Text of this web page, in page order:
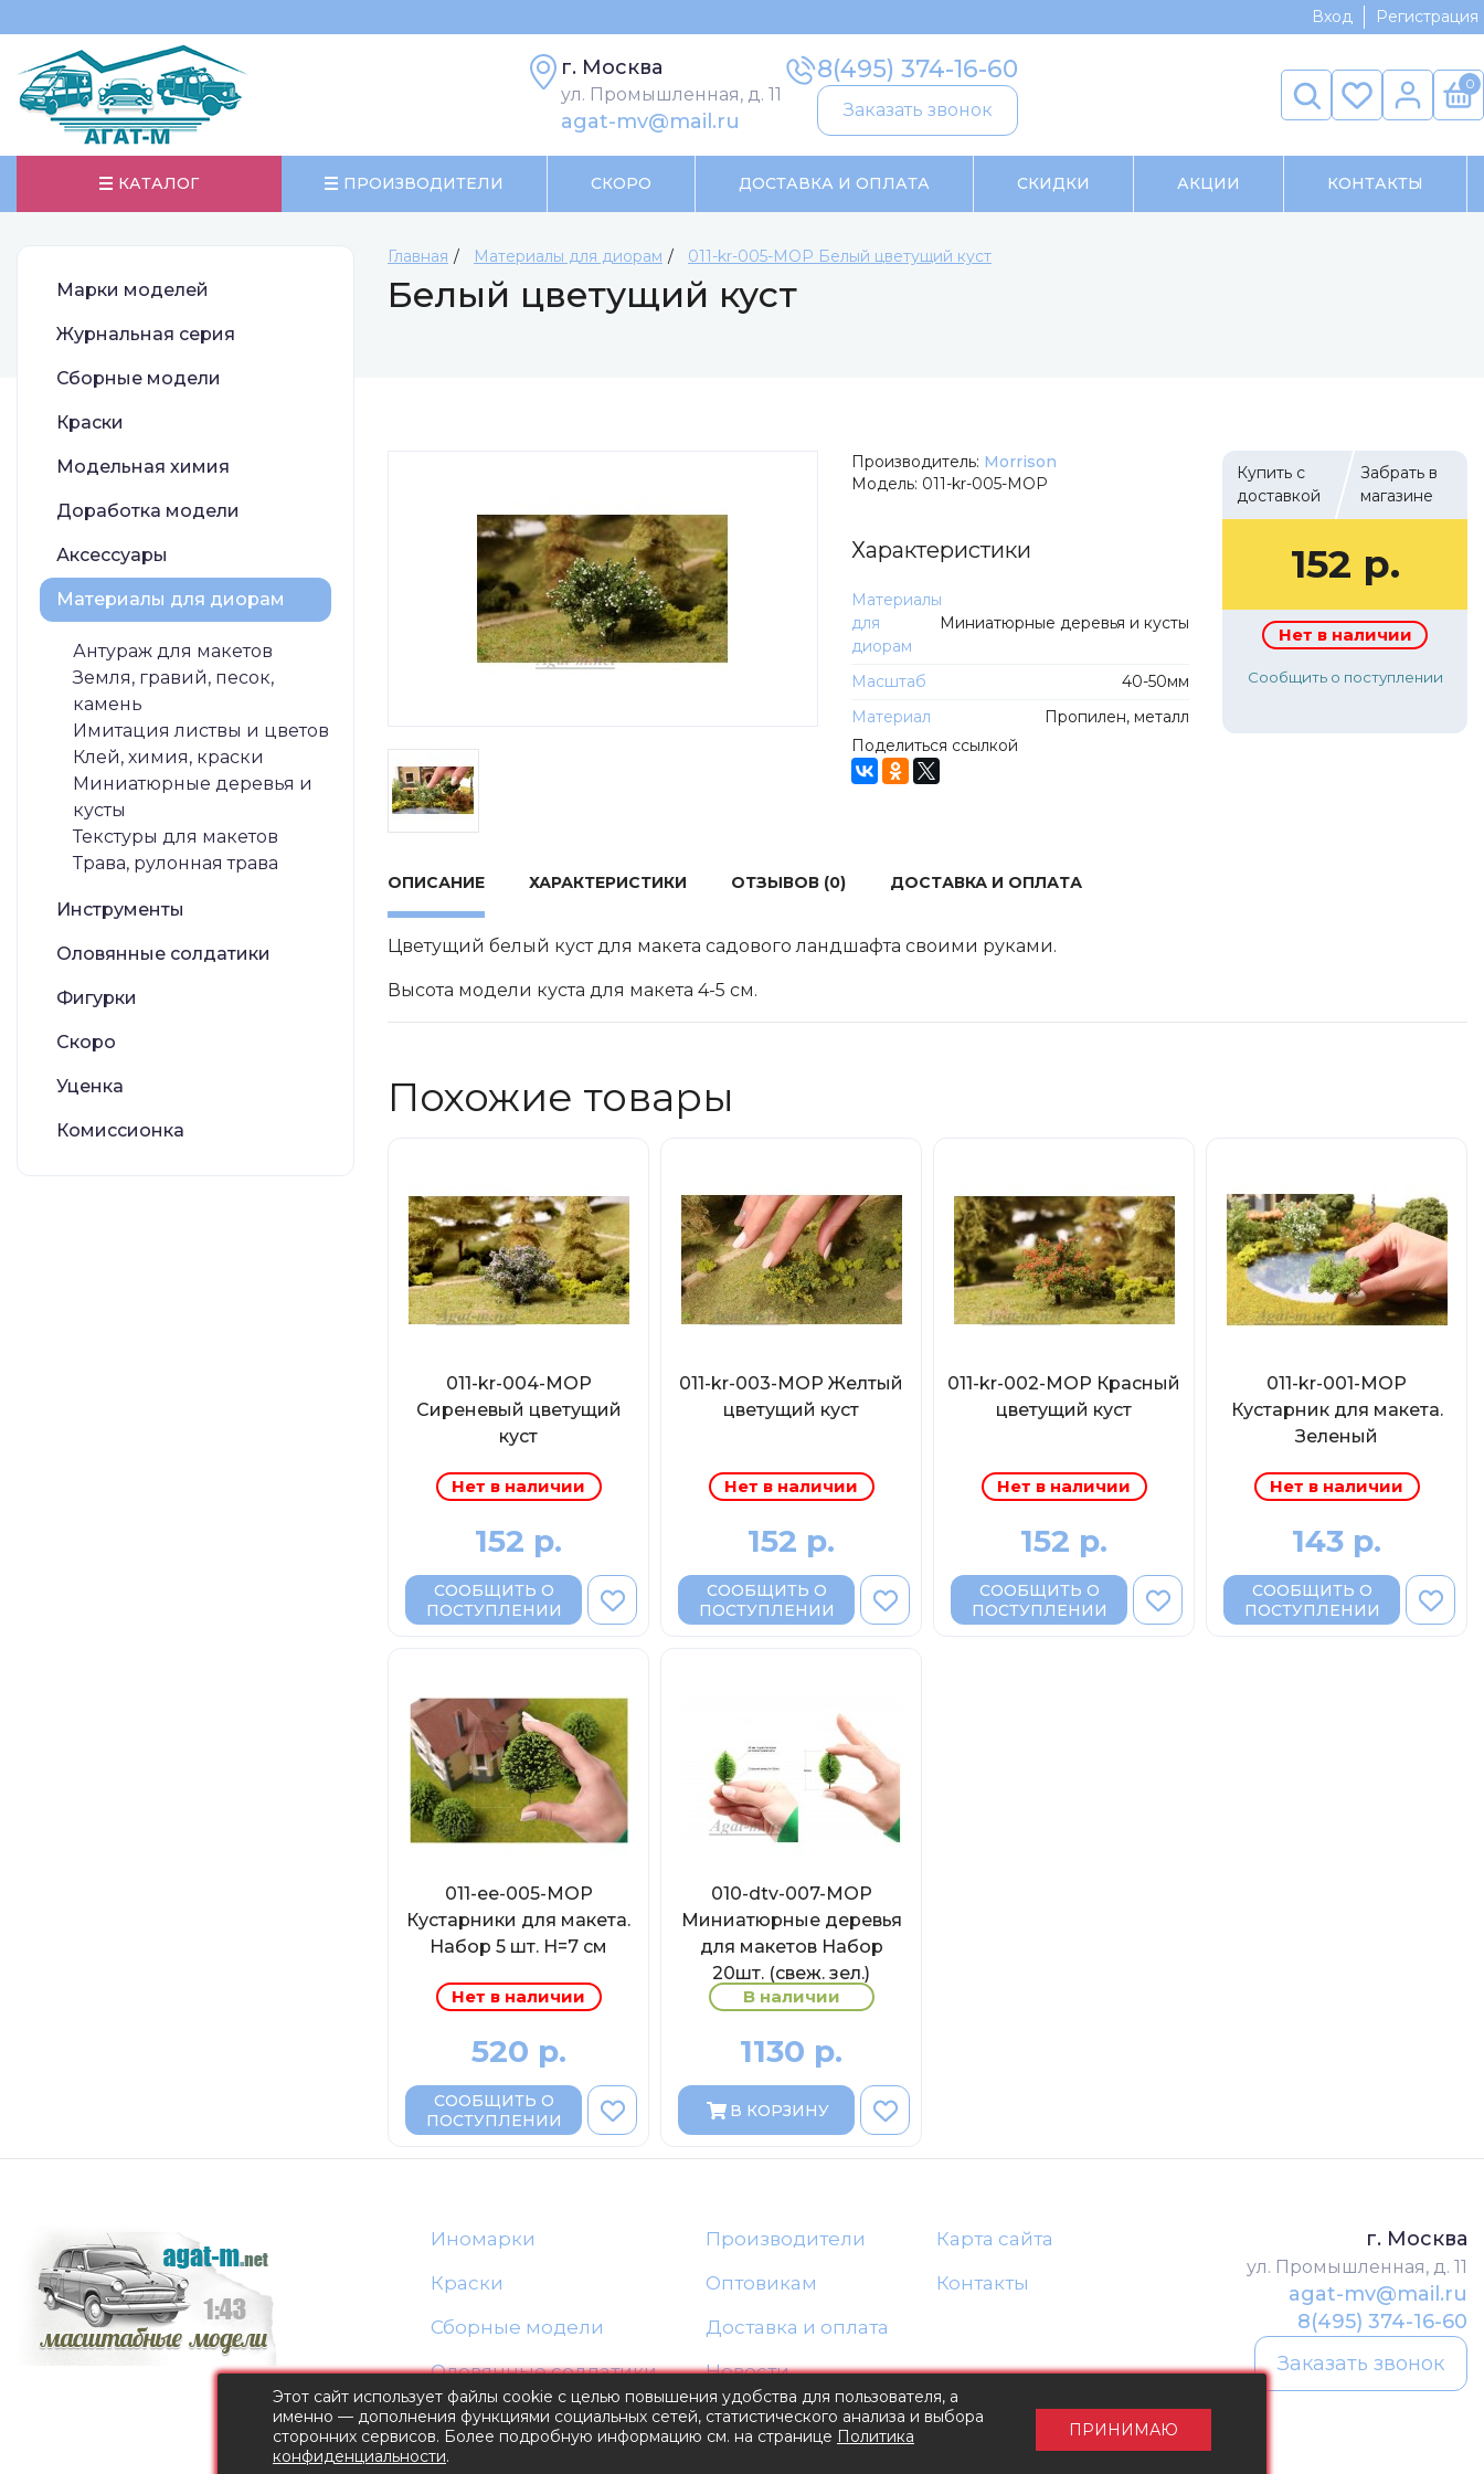
Вход Регистрация
г. Москва
ул. Промышленная, д. 11
agat-mv@mail.ru
8(495) 374-16-60
Заказать звонок
0
КАТАЛОГ ПРОИЗВОДИТЕЛИ СКОРО ДОСТАВКА И ОПЛАТА СКИДКИ АКЦИИ КОНТАКТЫ
Марки моделей
Журнальная серия
Сборные модели
Краски
Модельная химия
Доработка модели
Аксессуары
Материалы для диорам
Антураж для макетов
Земля, гравий, песок,
камень
Имитация листвы и цветов
Клей, химия, краски
Миниатюрные деревья и
кусты
Текстуры для макетов
Трава, рулонная трава
Инструменты
Оловянные солдатики
Фигурки
Скоро
Уценка
Комиссионка
Главная Материалы для диорам 011-kr-005-МОР Белый цветущий куст
Белый цветущий куст
Производитель: Morrison
Модель: 011-kr-005-МОР
Характеристики
Материалы
для
диорам
Миниатюрные деревья и кусты
Масштаб
40-50мм
Материал
Пропилен, металл
Поделиться ссылкой
Купить с
доставкой
Забрать в
магазине
152 р.
Нет в наличии
Сообщить о поступлении
ОПИСАНИЕ ХАРАКТЕРИСТИКИ ОТЗЫВОВ (0) ДОСТАВКА И ОПЛАТА
Цветущий белый куст для макета садового ландшафта своими руками.
Высота модели куста для макета 4-5 см.
Похожие товары
011-kr-004-МОР
Сиреневый цветущий
куст
Нет в наличии
152 р.
СООБЩИТЬ О
ПОСТУПЛЕНИИ
011-kr-003-МОР Желтый
цветущий куст
Нет в наличии
152 р.
СООБЩИТЬ О
ПОСТУПЛЕНИИ
011-kr-002-МОР Красный
цветущий куст
Нет в наличии
152 р.
СООБЩИТЬ О
ПОСТУПЛЕНИИ
011-kr-001-МОР
Кустарник для макета.
Зеленый
Нет в наличии
143 р.
СООБЩИТЬ О
ПОСТУПЛЕНИИ
011-ee-005-МОР
Кустарники для макета.
Набор 5 шт. H=7 cм
Нет в наличии
520 р.
СООБЩИТЬ О
ПОСТУПЛЕНИИ
010-dtv-007-МОР
Миниатюрные деревья
для макетов Набор
20шт. (свеж. зел.)
В наличии
1130 р.
В КОРЗИНУ
Иномарки
Краски
Сборные модели
Оловянные солдатики
Производители
Оптовикам
Доставка и оплата
Новости
Блог
Карта сайта
Контакты
г. Москва
ул. Промышленная, д. 11
agat-mv@mail.ru
8(495) 374-16-60
Заказать звонок
Этот сайт использует файлы cookie с целью повышения удобства для пользователя, а
именно — дополнения функциями социальных сетей, статистического анализа и выбора
сторонних сервисов. Более подробную информацию см. на странице Политика
конфиденциальности.
ПРИНИМАЮ